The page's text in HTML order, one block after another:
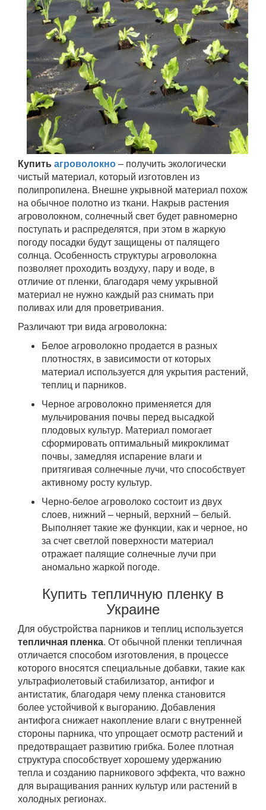
Купитьагроволокно– получить экологически
чистый материал, который изготовлен из
полипропилена. Внешне укрывной материал похож
на обычное полотно из ткани. Накрыв растения
агроволокном, солнечный свет будет равномерно
поступать и распределятся, при этом в жаркую
погоду посадки будут защищены от палящего
солнца. Особенность структуры агроволокна
позволяет проходить воздуху, пару и воде, в
отличие от пленки, благодаря чему укрывной
материал не нужно каждый раз снимать при
поливах или для проветривания.
Различают три вида агроволокна:
Белое агроволокно продается в разных
плотностях, в зависимости от которых
материал используется для укрытия растений,
теплиц и парников.
Черное агроволокно применяется для
мульчирования почвы перед высадкой
плодовых культур. Материал помогает
сформировать оптимальный микроклимат
почвы, замедляя испарение влаги и
притягивая солнечные лучи, что способствует
активному росту культур.
Черно-белое агроволоко состоит из двух
слоев, нижний – черный, верхний – белый.
Выполняет такие же функции, как и черное, но
за счет светлой поверхности материал
отражает палящие солнечные лучи при
аномально жаркой погоде.
Купить тепличную пленку в
Украине
Для обустройства парников и теплиц используется
тепличная пленка. От обычной пленки тепличная
отличается способом изготовления, в процессе
которого вносятся специальные добавки, такие как
ультрафиолетовый стабилизатор, антифог и
антистатик, благодаря чему пленка становится
более устойчивой к выгоранию. Добавления
антифога снижает накопление влаги с внутренней
стороны парника, что упрощает осмотр растений и
предотвращает развитию грибка. Более плотная
структура способствует хорошему удержанию
тепла и созданию парникового эффекта, что важно
для выращивания ранних культур или растений в
холодных регионах.